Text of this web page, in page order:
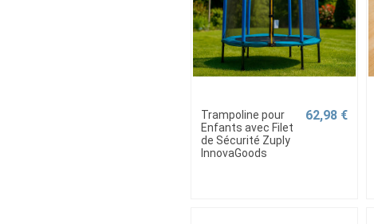
Trampoline pour
Enfants avec Filet
de Sécurité Zuply
InnovaGoods
62,98 €